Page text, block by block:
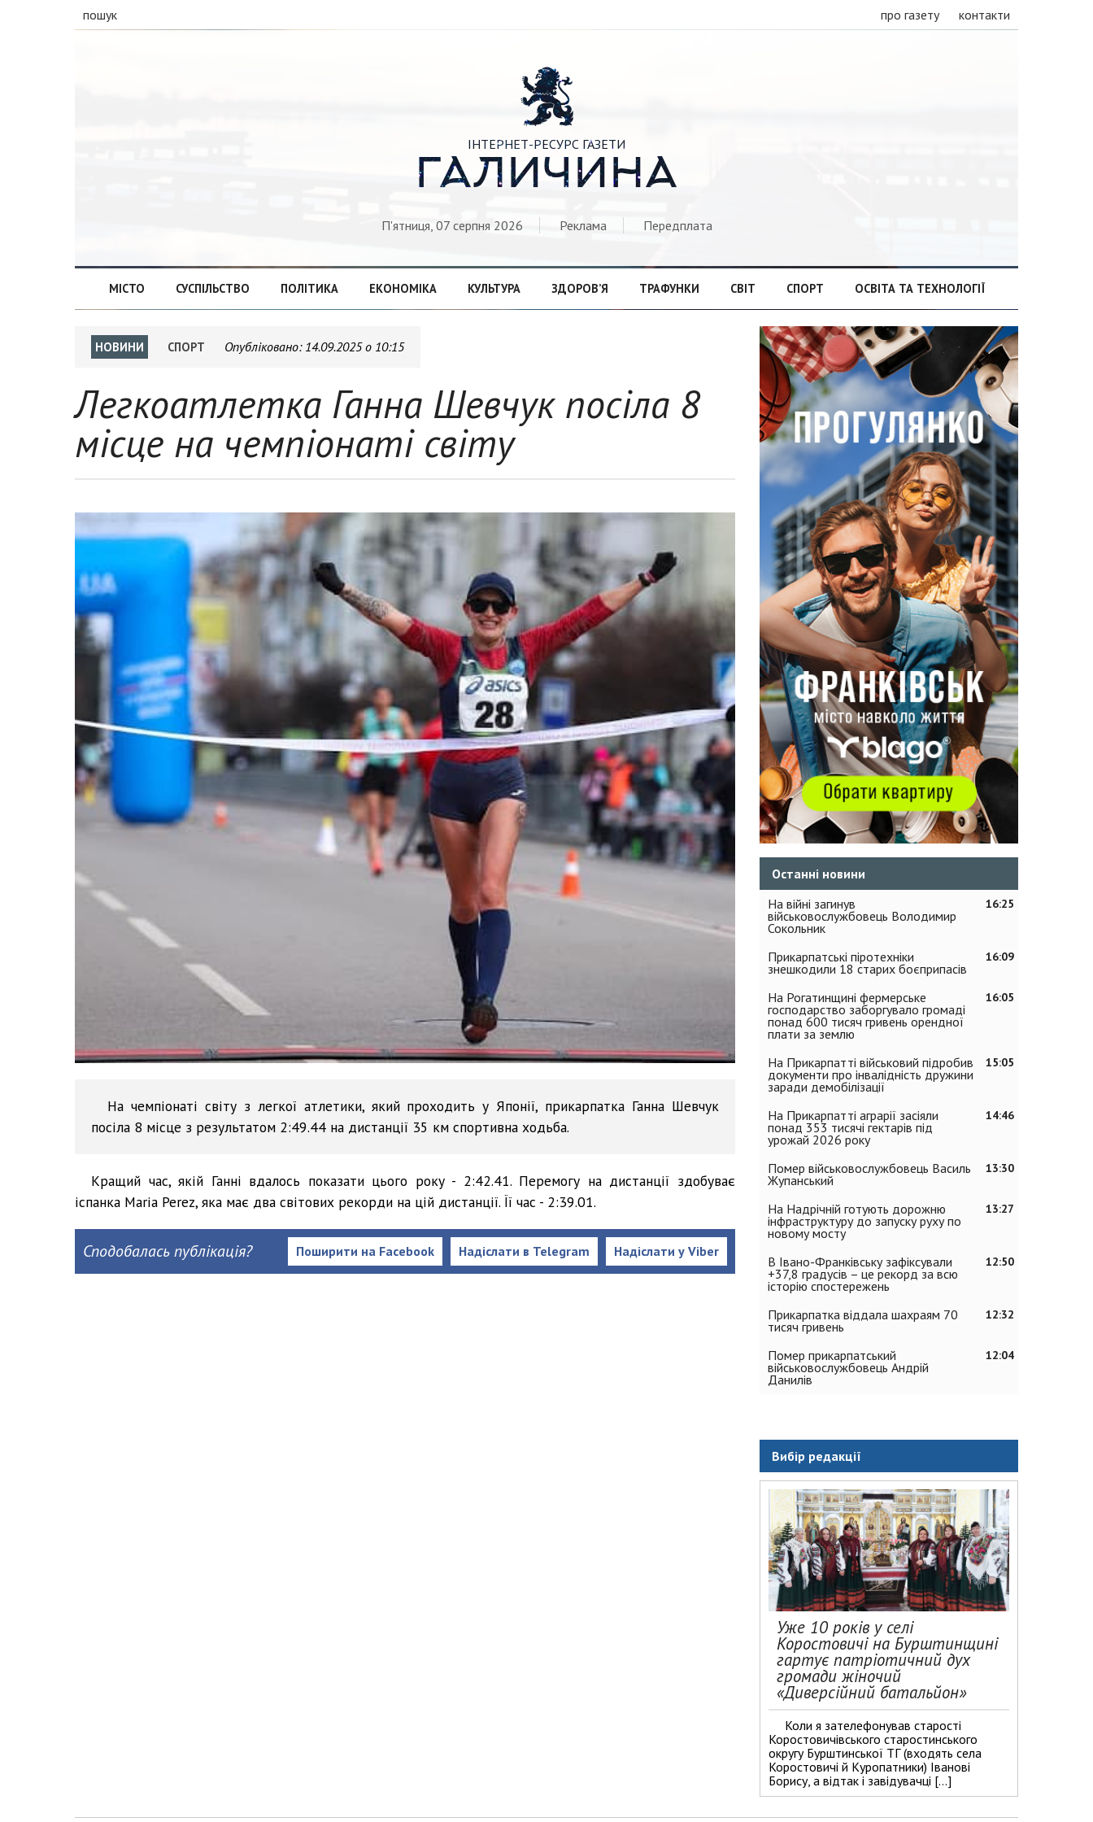
пошук про газету контакти

ІНТЕРНЕТ-РЕСУРС ГАЗЕТИ
ГАЛИЧИНА
П'ятниця, 07 серпня 2026 Реклама Передплата
МІСТО СУСПІЛЬСТВО ПОЛІТИКА ЕКОНОМІКА КУЛЬТУРА ЗДОРОВ’Я ТРАФУНКИ СВІТ СПОРТ ОСВІТА ТА ТЕХНОЛОГІЇ
НОВИНИ СПОРТ Опубліковано: 14.09.2025 о 10:15
Легкоатлетка Ганна Шевчук посіла 8
місце на чемпіонаті світу
На чемпіонаті світу з легкої атлетики, який проходить у Японії, прикарпатка Ганна Шевчук
посіла 8 місце з результатом 2:49.44 на дистанції 35 км спортивна ходьба.
Кращий час, якій Ганні вдалось показати цього року - 2:42.41. Перемогу на дистанції здобуває
іспанка Maria Perez, яка має два світових рекорди на цій дистанції. Її час - 2:39.01.
Сподобалась публікація? Надіслати у Viber
Надіслати в Telegram
Поширити на Facebook
Останні новини
16:25
На війні загинув
військовослужбовець Володимир
Сокольник
16:09
Прикарпатські піротехніки
знешкодили 18 старих боєприпасів
16:05
На Рогатинщині фермерське
господарство заборгувало громаді
понад 600 тисяч гривень орендної
плати за землю
15:05
На Прикарпатті військовий підробив
документи про інвалідність дружини
заради демобілізації
14:46
На Прикарпатті аграрії засіяли
понад 353 тисячі гектарів під
урожай 2026 року
13:30
Помер військовослужбовець Василь
Жупанський
13:27
На Надрічній готують дорожню
інфраструктуру до запуску руху по
новому мосту
12:50
В Івано-Франківську зафіксували
+37,8 градусів – це рекорд за всю
історію спостережень
12:32
Прикарпатка віддала шахраям 70
тисяч гривень
12:04
Помер прикарпатський
військовослужбовець Андрій
Данилів
Вибір редакції
Уже 10 років у селі
Коростовичі на Бурштинщині
гартує патріотичний дух
громади жіночий
«Диверсійний батальйон»
Коли я зателефонував старості
Коростовичівського старостинського
округу Бурштинської ТГ (входять села
Коростовичі й Куропатники) Іванові
Борису, а відтак і завідувачці […]